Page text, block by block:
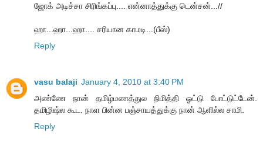
ஜோக் அடிச்சா சிரிங்கப்பு.... என்னாத்துக்கு டென்சன்...//
ஹா...ஹா...ஹா.... சரியான காமடி...(பீஸ்)
Reply
vasu balaji January 4, 2010 at 3:40 PM
அண்ணே நான் தமிழ்மணத்துல நிமித்தி ஓட்டு போட்டுட்டேன்.
தமிழிஷ்ல கூட. நாள பின்ன பஞ்சாயத்துக்கு நான் ஆளில்ல சாமி.
Reply